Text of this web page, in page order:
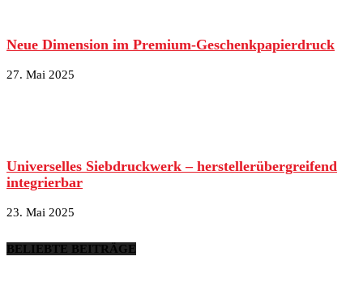
Neue Dimension im Premium-Geschenkpapierdruck
27. Mai 2025
Universelles Siebdruckwerk – herstellerübergreifend
integrierbar
23. Mai 2025
BELIEBTE BEITRÄGE